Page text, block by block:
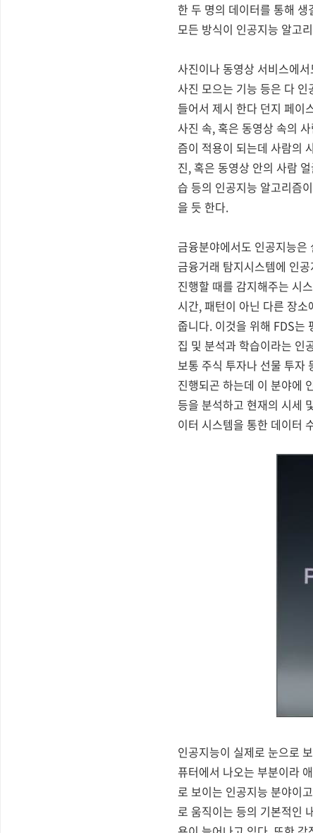
한 두 명의 데이터를 통해
모든 방식이 인공지능 알고
사진이나 동영상 서비스에
사진 모으는 기능 등은 다
들어서 제시 한다 던지 페이
사진 속, 혹은 동영상 속의
즘이 적용이 되는데 사람의
진, 혹은 동영상 안의 사람
습 등의 인공지능 알고리즘
을 듯 한다.
금융분야에서도 인공지능
금융거래 탐지시스템에 인
진행할 때를 감지해주는 시
시간, 패턴이 아닌 다른 장
줍니다. 이것을 위해 FDS는
집 및 분석과 학습이라는 인
보통 주식 투자나 선물 투자
진행되곤 하는데 이 분야에
등을 분석하고 현재의 시세
이터 시스템을 통한 데이터
인공지능이 실제로 눈으로
퓨터에서 나오는 부분이라
로 보이는 인공지능 분야이
로 움직이는 등의 기본적인